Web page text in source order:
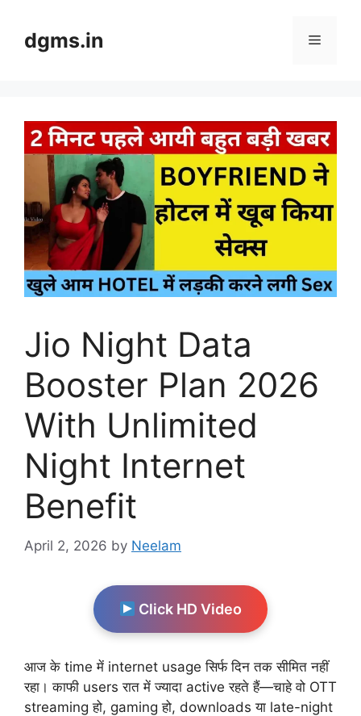
contentdgms.in Menu
Jio Night Data
Booster Plan 2026
With Unlimited
Night Internet
Benefit
April 2, 2026 by Neelam
Click HD Video
आज के time में internet usage सिर्फ दिन तक सीमित नहीं
रहा। काफी users रात में ज्यादा active रहते हैं—चाहे वो OTT
streaming हो, gaming हो, downloads या late-night